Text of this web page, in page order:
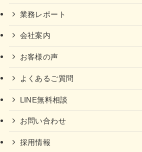
業務レポート
会社案内
お客様の声
よくあるご質問
LINE無料相談
お問い合わせ
採用情報